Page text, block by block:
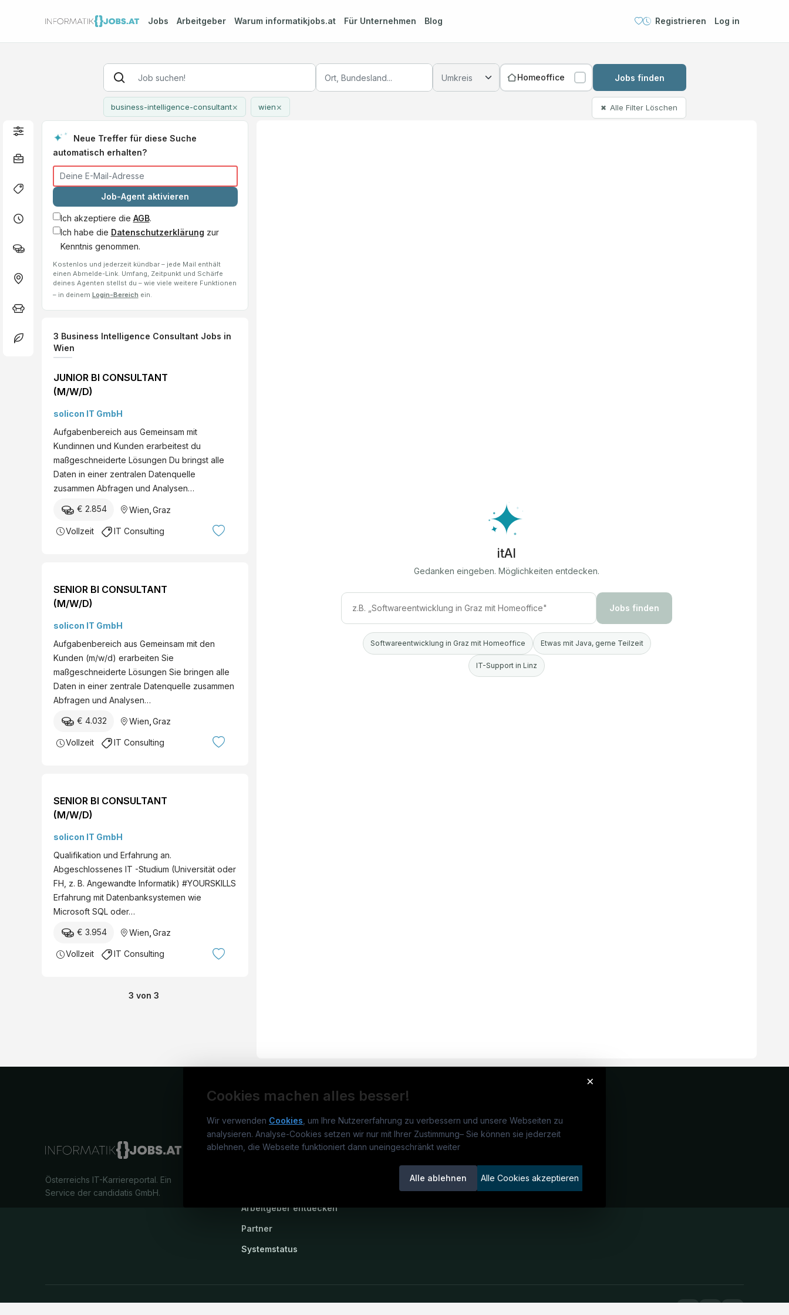
Jobs Arbeitgeber Warum informatikjobs.at Für Unternehmen Blog Registrieren Log in
Homeoffice Jobs finden
business-intelligence-consultant× wien× ✖ Alle Filter Löschen
Neue Treffer für diese Suche
automatisch erhalten?
Job-Agent aktivieren
Ich akzeptiere die AGB.
Ich habe die Datenschutzerklärung zur
Kenntnis genommen.
Kostenlos und jederzeit kündbar – jede Mail enthält
einen Abmelde-Link. Umfang, Zeitpunkt und Schärfe
deines Agenten stellst du – wie viele weitere Funktionen
– in deinem Login-Bereich ein.
3 Business Intelligence Consultant Jobs in
Wien
JUNIOR BI CONSULTANT
(M/W/D)
solicon IT GmbH
Aufgabenbereich aus Gemeinsam mit
Kundinnen und Kunden erarbeitest du
maßgeschneiderte Lösungen Du bringst alle
Daten in einer zentralen Datenquelle
zusammen Abfragen und Analysen…
€ 2.854 Wien Graz
Vollzeit IT Consulting
SENIOR BI CONSULTANT
(M/W/D)
solicon IT GmbH
Aufgabenbereich aus Gemeinsam mit den
Kunden (m/w/d) erarbeiten Sie
maßgeschneiderte Lösungen Sie bringen alle
Daten in einer zentrale Datenquelle zusammen
Abfragen und Analysen…
€ 4.032 Wien Graz
Vollzeit IT Consulting
SENIOR BI CONSULTANT
(M/W/D)
solicon IT GmbH
Qualifikation und Erfahrung an.
Abgeschlossenes IT -Studium (Universität oder
FH, z. B. Angewandte Informatik) #YOURSKILLS
Erfahrung mit Datenbanksystemen wie
Microsoft SQL oder…
€ 3.954 Wien Graz
Vollzeit IT Consulting
3 von 3
itAI
Gedanken eingeben. Möglichkeiten entdecken.
Jobs finden
Softwareentwicklung in Graz mit Homeoffice Etwas mit Java, gerne Teilzeit
IT-Support in Linz
×
Cookies machen alles besser!
Wir verwenden Cookies , um Ihre Nutzererfahrung zu verbessern und unsere Webseiten zu
analysieren. Analyse-Cookies setzen wir nur mit Ihrer Zustimmung– Sie können sie jederzeit
ablehnen, die Webseite funktioniert dann uneingeschränkt weiter
Alle ablehnen Alle Cookies akzeptieren
Österreichs IT-Karriereportal. Ein
Service der candidatis GmbH.
informatikjobs.at
Arbeitgeber entdecken
Partner
Systemstatus
Jobs
Jobkategorien Kandidaten finden